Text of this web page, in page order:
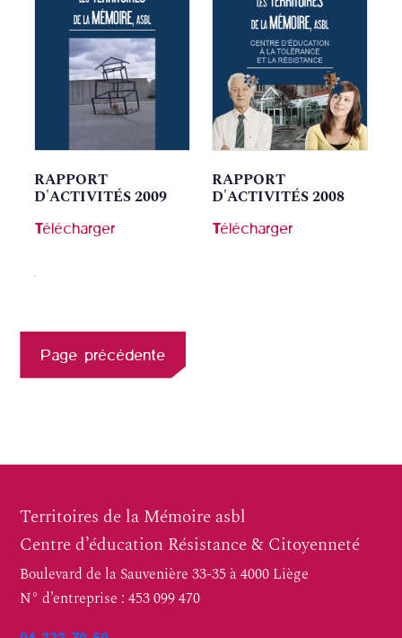
RAPPORT
D'ACTIVITÉS 2009
Télécharger
RAPPORT
D'ACTIVITÉS 2008
Télécharger
Page précédente
Territoires de la Mémoire asbl
Centre d’éducation Résistance & Citoyenneté
Boulevard de la Sauvenière 33-35 à 4000 Liège
N° d’entreprise : 453 099 470